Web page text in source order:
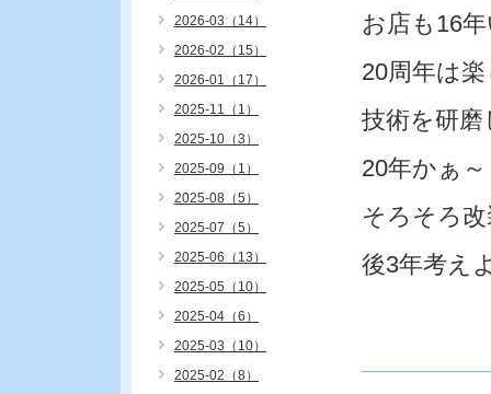
お店も16
20周年は
技術を研
20年かぁ～
そろそろ
後3年考え
2026-03（14）
2026-02（15）
2026-01（17）
2025-11（1）
2025-10（3）
2025-09（1）
2025-08（5）
2025-07（5）
2025-06（13）
2025-05（10）
2025-04（6）
2025-03（10）
2025-02（8）